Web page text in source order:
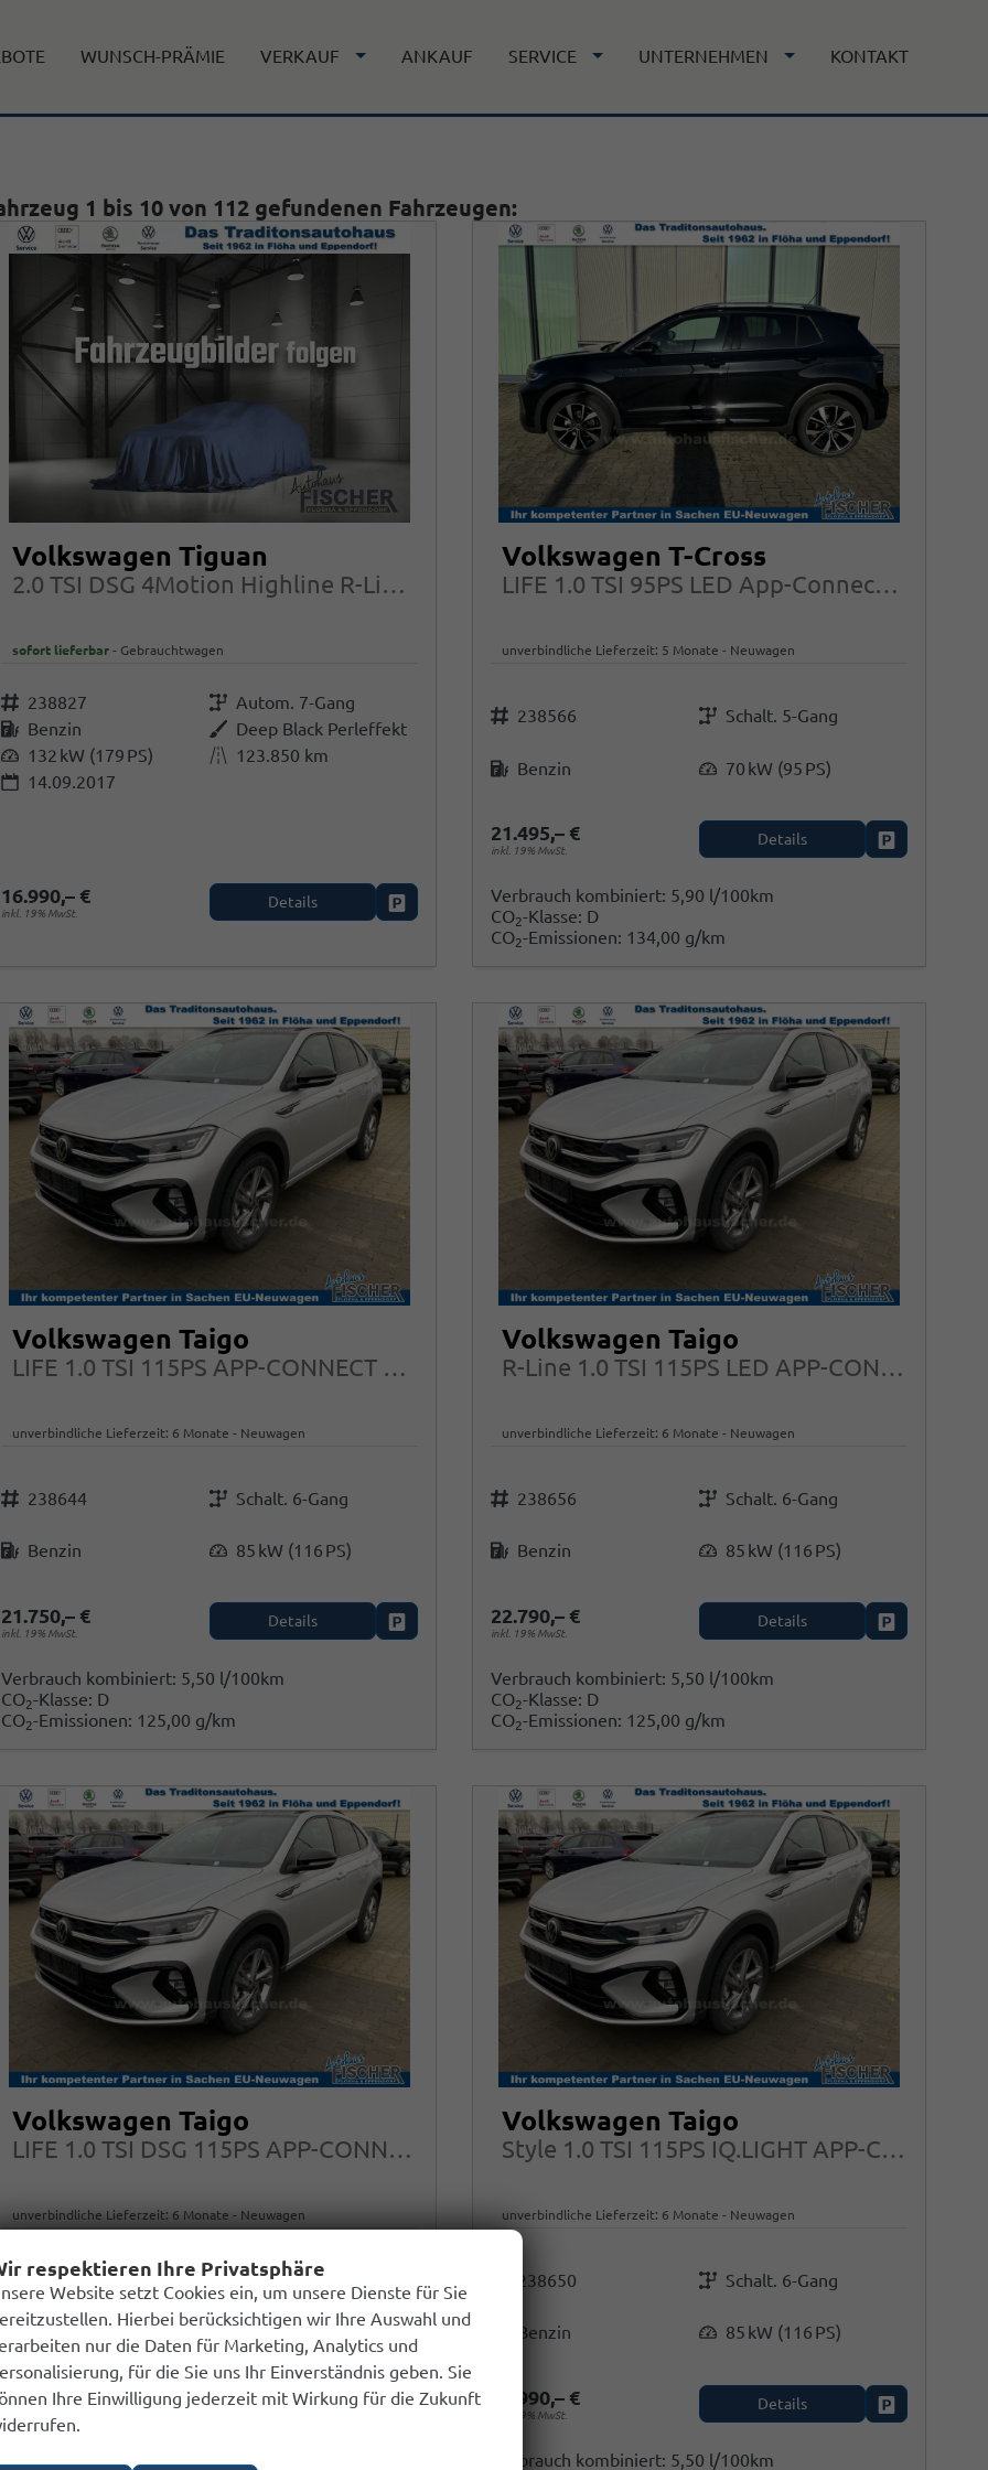
WUNSCH-PRÄMIE VERKAUF ANKAUF SERVICE UNTERNEHMEN KONTAKT
1 bis 10 von 112 gefundenen Fahrzeugen:
Volkswagen Tiguan
2.0 TSI DSG 4Motion Highline R-Line LED AHK
sofort lieferbar Gebrauchtwagen
Fahrzeugnr. 238827 GetriebeAutom. 7-Gang
KraftstoffBenzin AußenfarbeDeep Black Perleffekt
Leistung 132 kW (179 PS) Kilometerstand 123.850 km
14.09.2017
16.990,– €
inkl. 19% MwSt.
Details Fahrzeug parken
Volkswagen T-Cross
LIFE 1.0 TSI 95PS LED App-Connect Side Assist ACC Alu
unverbindliche Lieferzeit: 5 Monate Neuwagen
Fahrzeugnr.
238566
Getriebe
Schalt. 5-Gang
Benzin 70 kW (95 PS)
21.495,– €
inkl. 19% MwSt.
Details
Verbrauch kombiniert: 5,90 l/100km
CO2-Klasse: D
CO2-Emissionen: 134,00 g/km
Volkswagen Taigo
LIFE 1.0 TSI 115PS APP-CONNECT LED 16"ALU
unverbindliche Lieferzeit: 6 Monate Neuwagen
Fahrzeugnr.
238644
Getriebe
Schalt. 6-Gang
Benzin 85 kW (116 PS)
21.750,– €
inkl. 19% MwSt.
Details Fahrzeug parken
Verbrauch kombiniert: 5,50 l/100km
CO2-Klasse: D
CO2-Emissionen: 125,00 g/km
Volkswagen Taigo
R-Line 1.0 TSI 115PS LED APP-CONNECT IQ.DRIVE 17"ALU
unverbindliche Lieferzeit: 6 Monate Neuwagen
Fahrzeugnr.
238656
Getriebe
Schalt. 6-Gang
Benzin 85 kW (116 PS)
22.790,– €
inkl. 19% MwSt.
Details
Verbrauch kombiniert: 5,50 l/100km
CO2-Klasse: D
CO2-Emissionen: 125,00 g/km
Volkswagen Taigo
LIFE 1.0 TSI DSG 115PS APP-CONNECT LED 16"ALU
unverbindliche Lieferzeit: 6 Monate Neuwagen
Fahrzeugnr.
238645
Getriebe
Autom. 7-Gang
Kraftstoff
Leistung
85 kW (116 PS)
22.850,– € Details Fahrzeug parken
Verbrauch kombiniert:5,90 l/100km
Volkswagen Taigo
Style 1.0 TSI 115PS IQ.LIGHT APP-CONNECT IQ.DRIVE 17"ALU
unverbindliche Lieferzeit: 6 Monate Neuwagen
238650
Getriebe
Schalt. 6-Gang
Benzin 85 kW (116 PS)
22.990,– €
inkl. 19% MwSt.
Details
Verbrauch kombiniert: 5,50 l/100km
respektieren Ihre Privatsphäre
Website setzt Cookies ein, um unsere Dienste für Sie
Hierbei berücksichtigen wir Ihre Auswahl und
nur die Daten für Marketing, Analytics und
für die Sie uns Ihr Einverständnis geben. Sie
Ihre Einwilligung jederzeit mit Wirkung für die Zukunft